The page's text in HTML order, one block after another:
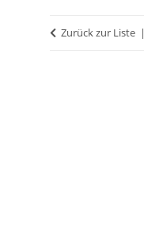
Zurück zur Liste